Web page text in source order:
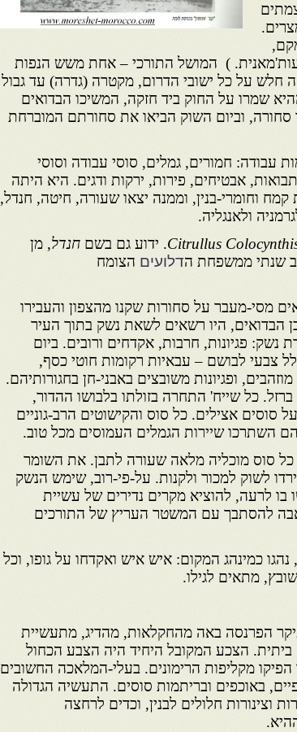
) המושל התורכי – אחת משש הנפות
חלש על כל ישובי הדרום, מקטרה (גדרה) עד גבול
שמרו על החוק ביד חזקה, המשיכו הבדואים
סחורה, וביום השוק הביאו את סחורתם המוברחת
עבודה: חמורים, גמלים, סוסי עבודה וסוסי
אבטיחים, פירות, ירקות ודגים. היא היתה
קמח וחומרי-בנין, וממנה יצאו שעורה, חיטה, חנדל,
ולאנגליה.
Citrullus. ידוע גם בשם חנדל, מן
שנתי ממשפחת הדלועים הצומח
מסי-מעבר על סחורות שקנו מהצפון והעבירו
הבדואים, היו רשאים לשאת נשק בתוך העיר
נשק: פגיונות, חרבות, אקדחים ורובים. ביום
צבעי לבושם – עבאיות רקומות חוטי כסף,
ופגיונות משובצים באבני-חן בחגורותיהם.
כל שייח' התחרה בזולתו בלבושו ההדור,
סוסים אצילים. כל סוס והקישוטים הרב-גוניים
השתרכו שיירות הגמלים העמוסים מכל טוב.
סוס מוכליה מלאה שעורה לתבן. את השומר
לשוק למכור ולקנות. על-פי-רוב, שימש הנשק
לרעה, להוציא מקרים נדירים של עשיית
להסתבך עם המשטר העריץ של התורכים
כמינהג המקום: איש איש ואקדחו על גופו, וכל
מתאים לגילו.
הפרנסה באה מהחקלאות, מהדיג, מתעשיית
הצכע המקובל היחיד היה הצבע הכחול
מקליפות הרימונים. בעלי-המלאכה החשובים
באוכפים ובריתמות סוסים. התעשיה הגדולה
וצינורות חלולים לבנין, וכדים לרחצה